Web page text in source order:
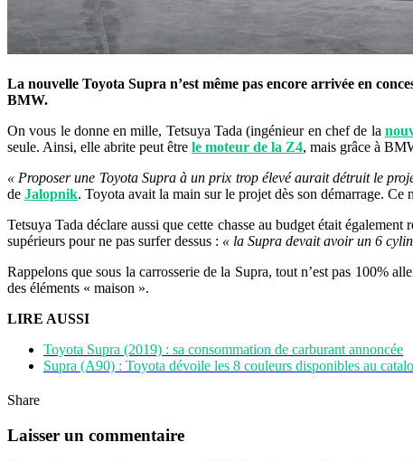
La nouvelle Toyota Supra n’est même pas encore arrivée en
BMW.
On vous le donne en mille, Tetsuya Tada (ingénieur en chef de la
seule. Ainsi, elle abrite peut être le moteur de la Z4, mais grâce à
« Proposer une Toyota Supra à un prix trop élevé aurait détruit le
de Jalopnik. Toyota avait la main sur le projet dès son démarrage.
Tetsuya Tada déclare aussi que cette chasse au budget était
supérieurs pour ne pas surfer dessus : « la Supra devait avoir un 6
Rappelons que sous la carrosserie de la Supra, tout n’est pas 100%
des éléments « maison ».
LIRE AUSSI
Toyota Supra (2019) : sa consommation de carburant annoncée
Supra (A90) : Toyota dévoile les 8 couleurs disponibles au
Share
Laisser un commentaire